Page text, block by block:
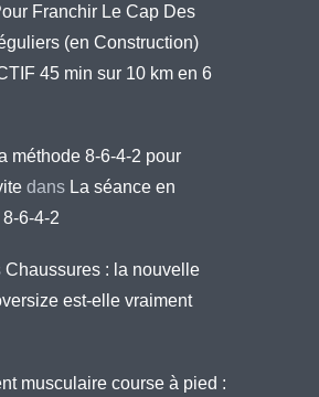
Franchir Le Cap Des
(en Construction)
45 min sur 10 km en 6
méthode 8-6-4-2 pour
dans La séance en
6-4-2
Chaussures : la nouvelle
est-elle vraiment
musculaire course à pied :